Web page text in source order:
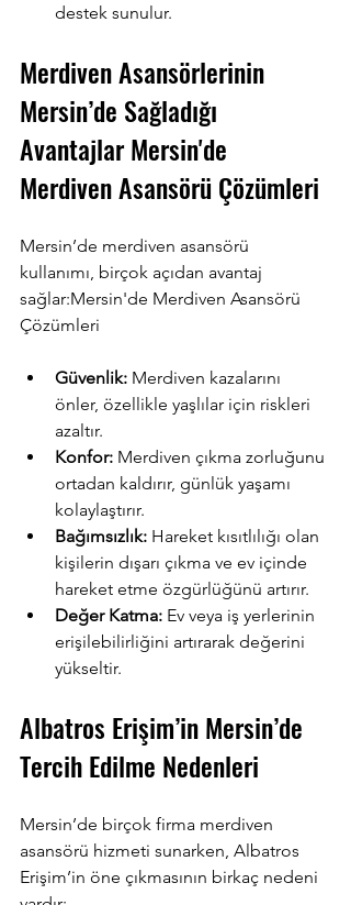
destek sunulur.
Merdiven Asansörlerinin
Mersin’de Sağladığı
Avantajlar Mersin'de
Merdiven Asansörü Çözümleri
Mersin’de merdiven asansörü
kullanımı, birçok açıdan avantaj
sağlar:Mersin'de Merdiven Asansörü
Çözümleri
Güvenlik: Merdiven kazalarını
önler, özellikle yaşlılar için riskleri
azaltır.
Konfor: Merdiven çıkma zorluğunu
ortadan kaldırır, günlük yaşamı
kolaylaştırır.
Bağımsızlık: Hareket kısıtlılığı olan
kişilerin dışarı çıkma ve ev içinde
hareket etme özgürlüğünü artırır.
Değer Katma: Ev veya iş yerlerinin
erişilebilirliğini artırarak değerini
yükseltir.
Albatros Erişim’in Mersin’de
Tercih Edilme Nedenleri
Mersin’de birçok firma merdiven
asansörü hizmeti sunarken, Albatros
Erişim’in öne çıkmasının birkaç nedeni